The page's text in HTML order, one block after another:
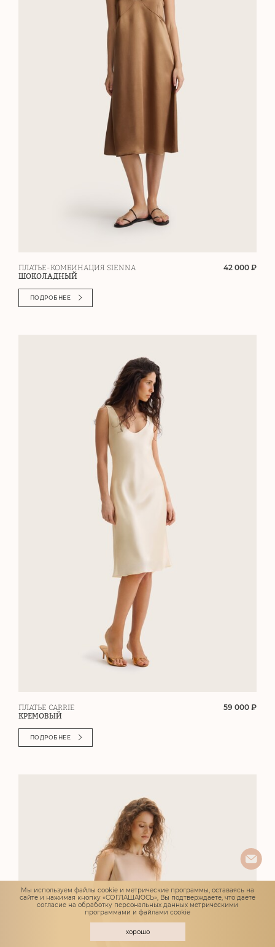
ПЛАТЬЕ-КОМБИНАЦИЯ SIENNA
ШОКОЛАДНЫЙ
42 000 ₽
ПОДРОБНЕЕ
ПЛАТЬЕ CARRIE
КРЕМОВЫЙ
59 000 ₽
ПОДРОБНЕЕ
Мы используем файлы cookie и метрические программы, оставаясь на
сайте и нажимая кнопку «СОГЛАШАЮСЬ», Вы подтверждаете, что даете
согласие на обработку персональных данных метрическими
программами и файлами cookie
хорошо